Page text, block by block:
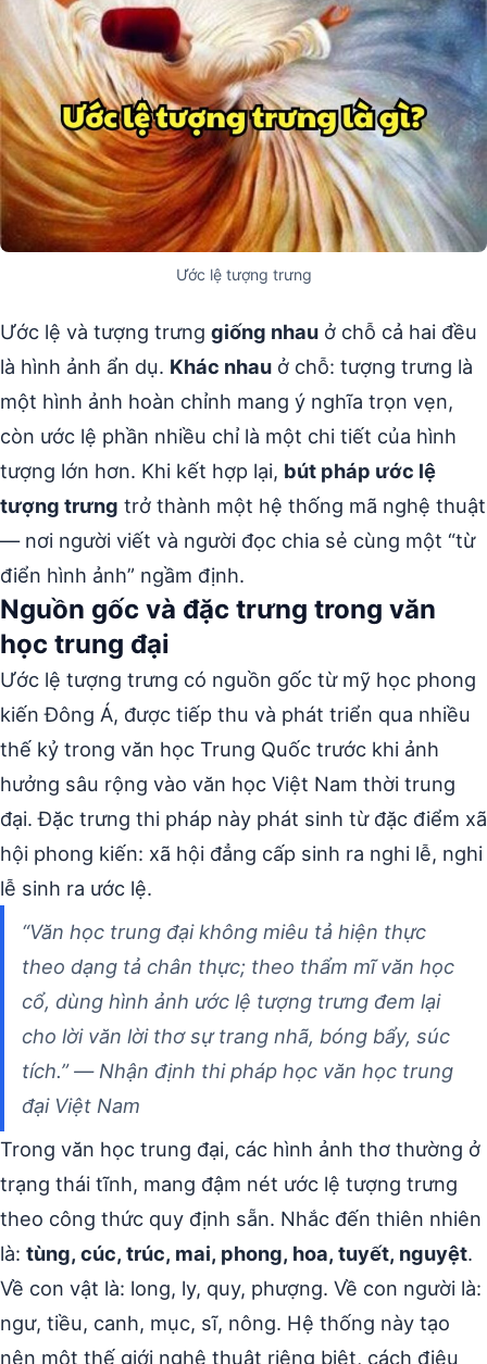
Ước lệ tượng trưng
Ước lệ và tượng trưng giống nhau ở chỗ cả hai đều
là hình ảnh ẩn dụ. Khác nhau ở chỗ: tượng trưng là
một hình ảnh hoàn chỉnh mang ý nghĩa trọn vẹn,
còn ước lệ phần nhiều chỉ là một chi tiết của hình
tượng lớn hơn. Khi kết hợp lại, bút pháp ước lệ
tượng trưng trở thành một hệ thống mã nghệ thuật
— nơi người viết và người đọc chia sẻ cùng một “từ
điển hình ảnh” ngầm định.
Nguồn gốc và đặc trưng trong văn
học trung đại
Ước lệ tượng trưng có nguồn gốc từ mỹ học phong
kiến Đông Á, được tiếp thu và phát triển qua nhiều
thế kỷ trong văn học Trung Quốc trước khi ảnh
hưởng sâu rộng vào văn học Việt Nam thời trung
đại. Đặc trưng thi pháp này phát sinh từ đặc điểm xã
hội phong kiến: xã hội đẳng cấp sinh ra nghi lễ, nghi
lễ sinh ra ước lệ.
“Văn học trung đại không miêu tả hiện thực
theo dạng tả chân thực; theo thẩm mĩ văn học
cổ, dùng hình ảnh ước lệ tượng trưng đem lại
cho lời văn lời thơ sự trang nhã, bóng bẩy, súc
tích.” — Nhận định thi pháp học văn học trung
đại Việt Nam
Trong văn học trung đại, các hình ảnh thơ thường ở
trạng thái tĩnh, mang đậm nét ước lệ tượng trưng
theo công thức quy định sẵn. Nhắc đến thiên nhiên
là: tùng, cúc, trúc, mai, phong, hoa, tuyết, nguyệt.
Về con vật là: long, ly, quy, phượng. Về con người là:
ngư, tiều, canh, mục, sĩ, nông. Hệ thống này tạo
nên một thế giới nghệ thuật riêng biệt, cách điệu